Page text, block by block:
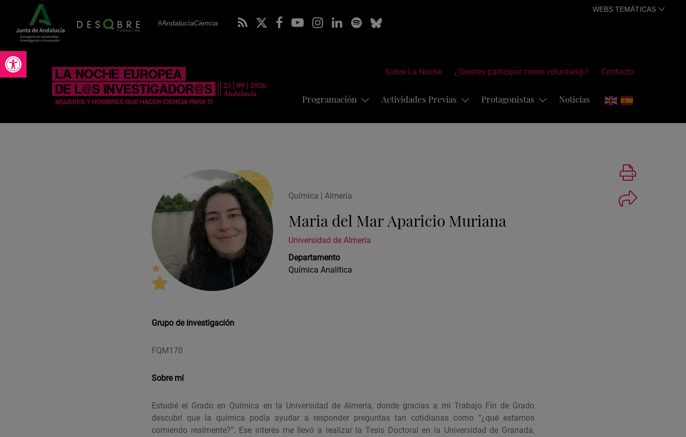
Abrir barra de herramientas
#AndalucíaCiencia
WEBS TEMÁTICAS
Sobre La Noche ¿Quieres participar como voluntari@? Contacto
Programación Actividades Previas Protagonistas Noticias
Química | Almería
Maria del Mar Aparicio Muriana
Universidad de Almería
Departamento
Química Analítica
Grupo de investigación
FQM170
Sobre mí
Estudié el Grado en Química en la Universidad de Almería, donde gracias a mi Trabajo Fin de Grado
descubrí que la química podía ayudar a responder preguntas tan cotidianas como “¿qué estamos
comiendo realmente?”. Ese interés me llevó a realizar la Tesis Doctoral en la Universidad de Granada,